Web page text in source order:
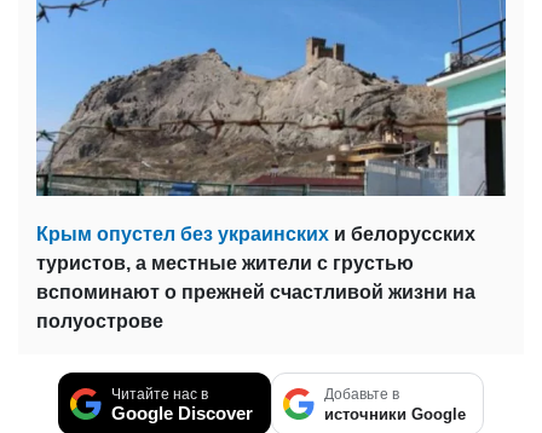
Крым опустел без украинских и белорусских
туристов, а местные жители с грустью
вспоминают о прежней счастливой жизни на
полуострове
Читайте нас в
Google Discover
Добавьте в
источники Google